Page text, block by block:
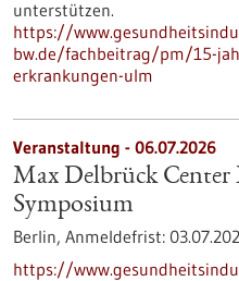
unterstützen.
https://
bw.de/fachbeitrag/pm/15-
erkrankungen-ulm
Veranstaltung - 06.07.2026
Max Delbrück Center
Symposium
Berlin, Anmeldefrist:
https://